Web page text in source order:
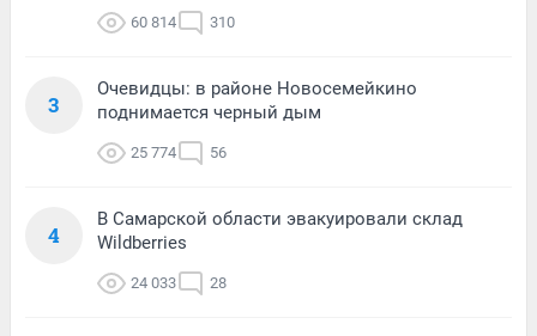
60 814 310
3
Очевидцы: в районе Новосемейкино
поднимается черный дым
25 774 56
4
В Самарской области эвакуировали склад
Wildberries
24 033 28